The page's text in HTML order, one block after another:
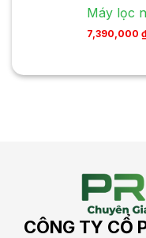
Máy lọc
7,390,000
CÔNG TY CỔ